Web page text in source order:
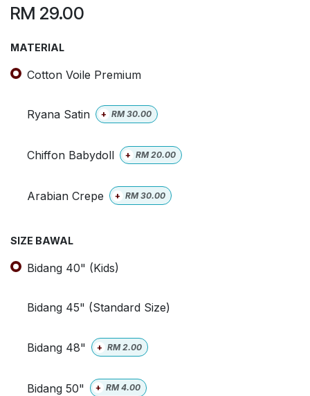
RM 29.00
MATERIAL
Cotton Voile Premium
Ryana Satin + RM30.00
Chiffon Babydoll + RM20.00
Arabian Crepe + RM30.00
SIZE BAWAL
Bidang 40" (Kids)
Bidang 45" (Standard Size)
Bidang 48" + RM2.00
Bidang 50" + RM4.00